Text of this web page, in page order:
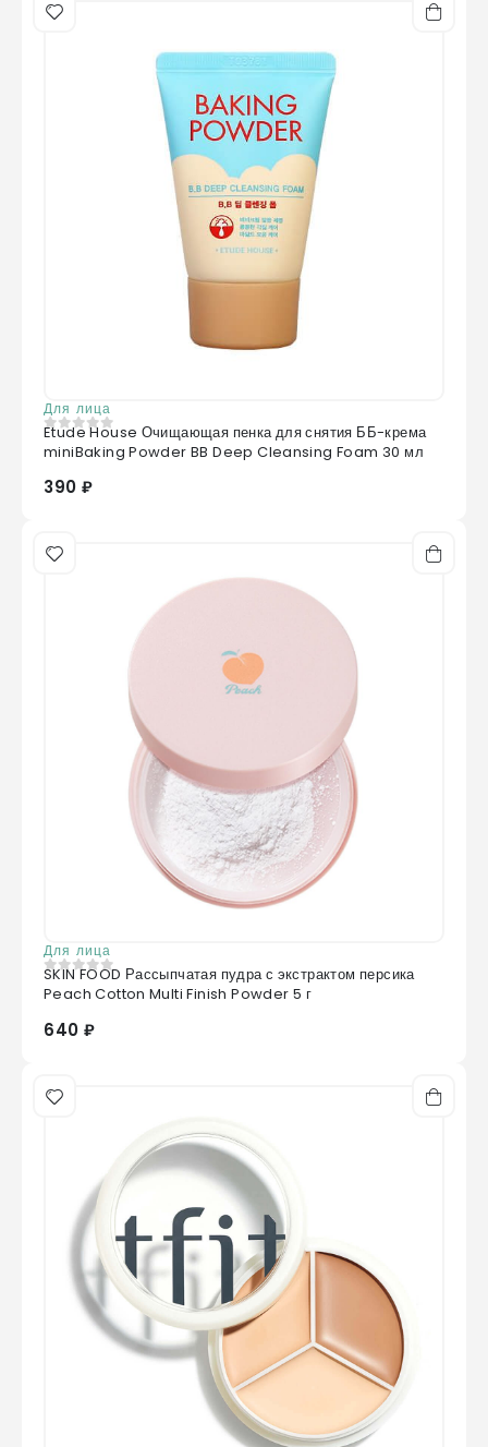
Для лица
0из 5
Etude House Очищающая пенка для снятия ББ-крема
miniBaking Powder BB Deep Cleansing Foam 30 мл
390 ₽
Для лица
0из 5
SKIN FOOD Рассыпчатая пудра с экстрактом персика
Peach Cotton Multi Finish Powder 5 г
640 ₽